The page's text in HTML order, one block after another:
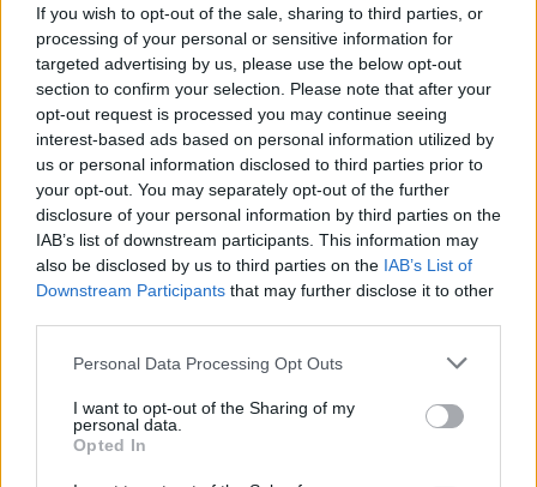
If you wish to opt-out of the sale, sharing to third parties, or
processing of your personal or sensitive information for
targeted advertising by us, please use the below opt-out
section to confirm your selection. Please note that after your
opt-out request is processed you may continue seeing
interest-based ads based on personal information utilized by
us or personal information disclosed to third parties prior to
your opt-out. You may separately opt-out of the further
disclosure of your personal information by third parties on the
IAB’s list of downstream participants. This information may
also be disclosed by us to third parties on the IAB’s List of
Downstream Participants that may further disclose it to other
Personal Data Processing Opt Outs
I want to opt-out of the Sharing of my
personal data.
Opted In
Commenti
L'email è richiesta ma non verrà mostrata ai visitatori. Il contenuto di questo
di VareseNews.it, che rimane autonoma e indipendente. I messaggi inclusi nei
commenti non sono testi giornalistici, ma post inviati dai singoli lettori che
possono essere automaticamente pubblicati senza filtro preventivo. I commenti
che includano uno o più link a siti esterni verranno rimossi in automatico dal